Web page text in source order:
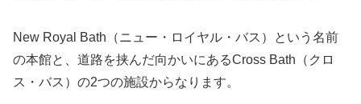
New Royal Bath（ニュー・ロイヤル・バス）という名前
の本館と、道路を挟んだ向かいにあるCross Bath（クロ
ス・バス）の2つの施設からなります。